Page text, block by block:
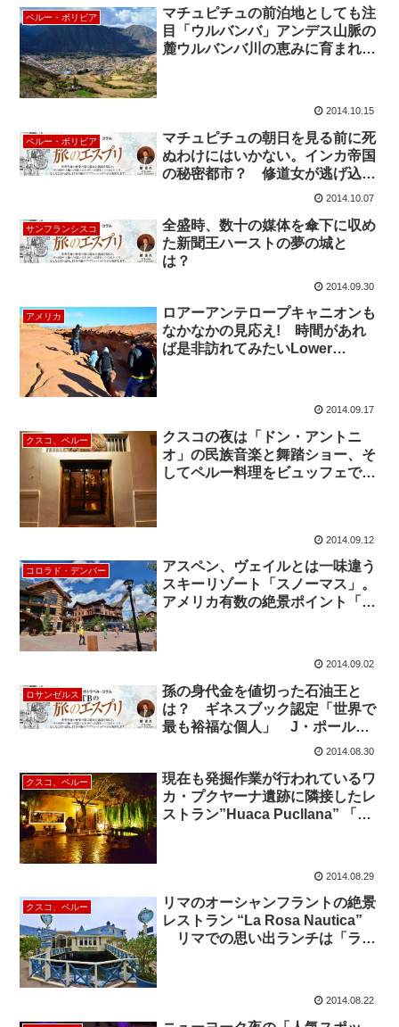
ペルー・ボリビア
マチュピチュの前泊地としても注
目「ウルバンバ」アンデス山脈の
麓ウルバンバ川の恵みに育まれた
2014.10.15
ペルー・ボリビア
マチュピチュの朝日を見る前に死
ぬわけにはいかない。インカ帝国
の秘密都市？ 修道女が逃げ込ん
2014.10.07
サンフランシスコ
全盛時、数十の媒体を傘下に収め
た新聞王ハーストの夢の城と
は？
2014.09.30
アメリカ
ロアーアンテロープキャニオンも
なかなかの見応え! 時間があれ
ば是非訪れてみたいLower
2014.09.17
クスコ、ペルー
クスコの夜は「ドン・アントニ
オ」の民族音楽と舞踏ショー、そ
してペルー料理をビュッフェで楽
2014.09.12
コロラド・デンバー
アスペン、ヴェイルとは一味違う
スキーリゾート「スノーマス」。
アメリカ有数の絶景ポイント「マ
2014.09.02
ロサンゼルス
孫の身代金を値切った石油王と
は？ ギネスブック認定「世界で
最も裕福な個人」 J・ポール・
2014.08.30
クスコ、ペルー
現在も発掘作業が行われているワ
カ・プクヤーナ遺跡に隣接したレ
ストラン”Huaca Pucllana” 「レ
2014.08.29
クスコ、ペルー
リマのオーシャンフラントの絶景
レストラン “La Rosa Nautica”
リマでの思い出ランチは「ラ・
2014.08.22